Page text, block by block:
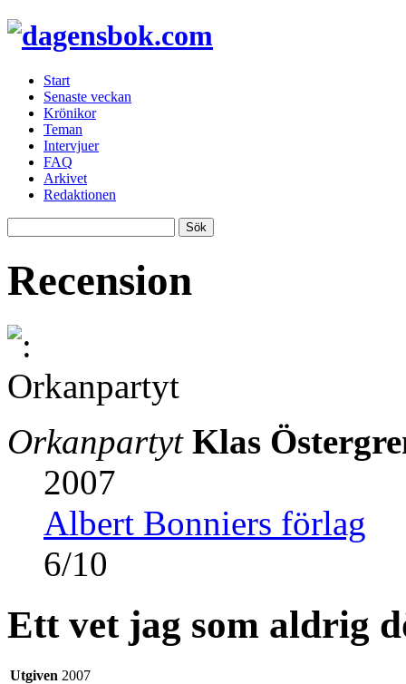
Start
Senaste veckan
Krönikor
Teman
Intervjuer
FAQ
Arkivet
Redaktionen
Recension
Orkanpartyt Klas
2007
Albert Bonniers förlag
6/10
Ett vet jag som aldrig
Utgiven 2007